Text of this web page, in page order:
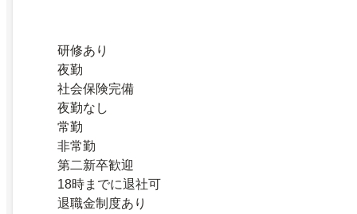
研修あり
夜勤
社会保険完備
夜勤なし
常勤
非常勤
第二新卒歓迎
18時までに退社可
退職金制度あり